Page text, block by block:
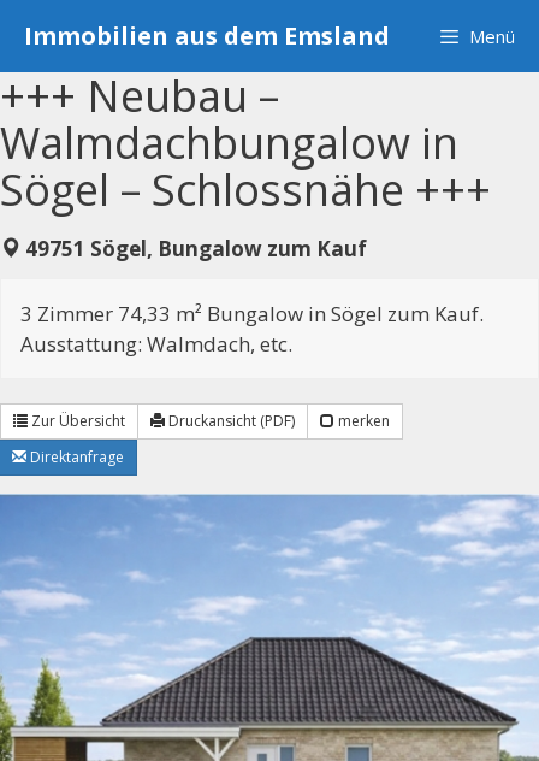
Inhalt
springen
Immobilien aus dem Emsland Menü
+++ Neubau –
Walmdachbungalow in
Sögel – Schlossnähe +++
49751 Sögel, Bungalow zum Kauf
3 Zimmer 74,33 m² Bungalow in Sögel zum Kauf.
Ausstattung: Walmdach, etc.
Zur Übersicht Druckansicht (PDF)
merken
Direktanfrage